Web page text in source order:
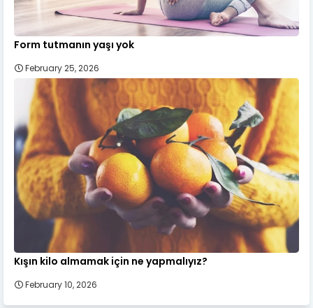
Form tutmanın yaşı yok
February 25, 2026
Kışın kilo almamak için ne yapmalıyız?
February 10, 2026